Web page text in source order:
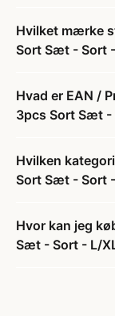
Hvilket mærke
Sort Sæt - Sort
Hvad er EAN /
3pcs Sort Sæt -
Hvilken
Sort Sæt - Sort
Hvor kan jeg
Sæt - Sort - L/